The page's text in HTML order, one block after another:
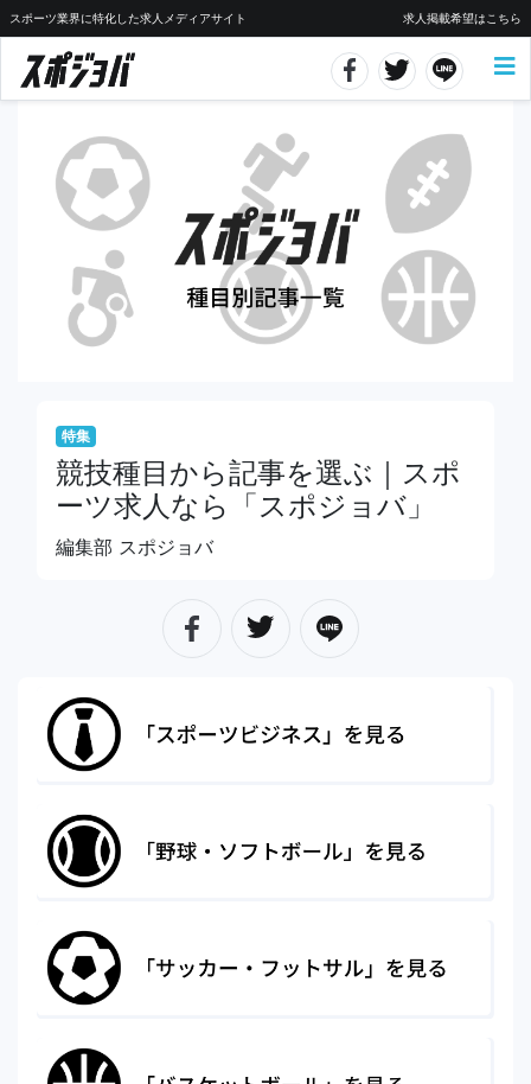
スポーツ業界に特化した求人メディアサイト 求人掲載希望はこちら
特集
競技種目から記事を選ぶ｜スポ
ーツ求人なら「スポジョバ」
編集部 スポジョバ